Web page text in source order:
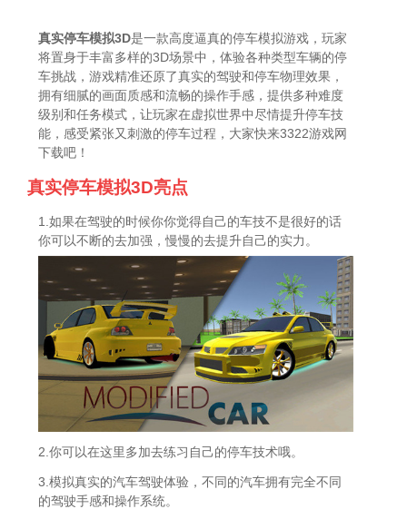
真实停车模拟3D是一款高度逼真的停车模拟游戏，玩家
将置身于丰富多样的3D场景中，体验各种类型车辆的停
车挑战，游戏精准还原了真实的驾驶和停车物理效果，
拥有细腻的画面质感和流畅的操作手感，提供多种难度
级别和任务模式，让玩家在虚拟世界中尽情提升停车技
能，感受紧张又刺激的停车过程，大家快来3322游戏网
下载吧！
真实停车模拟3D亮点
1.如果在驾驶的时候你你觉得自己的车技不是很好的话
你可以不断的去加强，慢慢的去提升自己的实力。
2.你可以在这里多加去练习自己的停车技术哦。
3.模拟真实的汽车驾驶体验，不同的汽车拥有完全不同
的驾驶手感和操作系统。